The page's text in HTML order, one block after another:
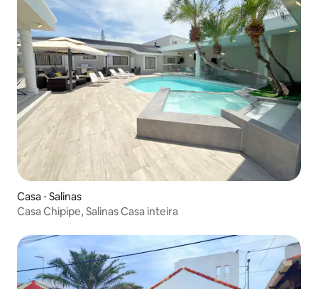
Casa ⋅ Salinas
Casa Chipipe, Salinas Casa inteira